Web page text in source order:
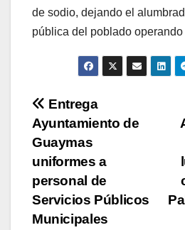
de sodio, dejando el
pública del poblado
Navegación
de
entradas
Entrega
Ayuntamiento de
Guaymas
uniformes a
personal de
Servicios Públicos
Municipales